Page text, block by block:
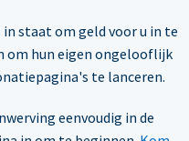
staat om geld voor u in te
om hun eigen ongelooflijk
te lanceren.
eenvoudig in de